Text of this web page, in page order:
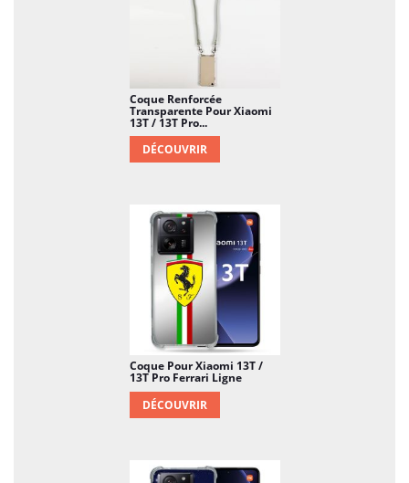
Coque Renforcée
Transparente Pour Xiaomi
13T / 13T Pro...
DÉCOUVRIR
Coque Pour Xiaomi 13T /
13T Pro Ferrari Ligne
DÉCOUVRIR